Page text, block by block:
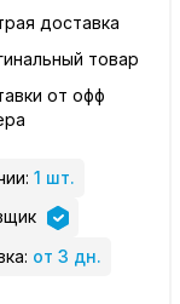
доставка
товар
от офф
1 шт.
от 3 дн.